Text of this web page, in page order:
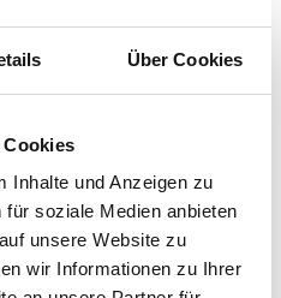
Über Cookies
Cookies
Inhalte und Anzeigen zu
soziale Medien anbieten
unsere Website zu
wir Informationen zu Ihrer